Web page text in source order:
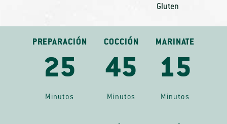
Gluten
PREPARACIÓN
25
Minutos
COCCIÓN
45
Minutos
MARINATE
15
Minutos